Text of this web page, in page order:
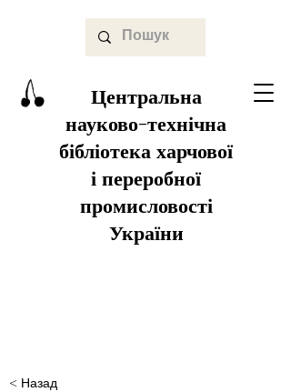
Центральна
науково-технічна
бібліотека харчової
і переробної
промисловості
України
< Назад